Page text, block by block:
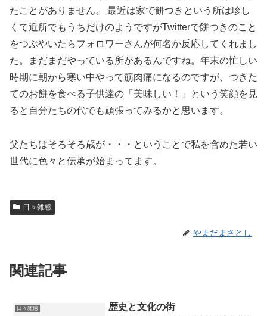
たことがありません。 最近は家で餅つきという所は珍し
くて近所でもうちだけのようですがTwitterで餅つきのこと
をつぶやいたらフォロワーさんが何名か反応してくれまし
た。まだまだやっている所があるんですね。年末の忙しい
時期に朝から寒い中やって筋肉痛になるのですが、つきた
てのお餅を食べる子供達の「美味しい！」という笑顔を見
ると自分たちの代でも頑張ってみるかと思います。
父たちはそろそろ歳が・・・ということで私を含めた若い
世代に色々と伝承が始まってます。
日々雑感
やまだまさとし
関連記事
日々雑感 歴史と文化の街